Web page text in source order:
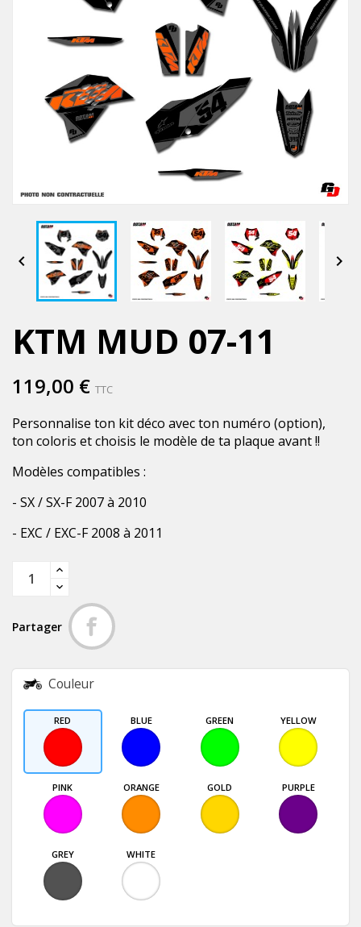
 
KTM MUD 07-11
119,00 € TTC
Personnalise ton kit déco avec ton numéro (option),
ton coloris et choisis le modèle de ta plaque avant !!
Modèles compatibles :
- SX / SX-F 2007 à 2010
- EXC / EXC-F 2008 à 2011
Partager
Couleur
RED BLUE GREEN YELLOW
PINK ORANGE GOLD PURPLE
GREY WHITE